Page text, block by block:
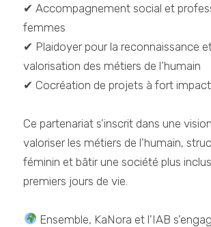
✔ Accompagnement social et
femmes
✔ Plaidoyer pour la reconnaissance
valorisation des métiers de l’humain
✔ Cocréation de projets à fort
Ce partenariat s’inscrit dans une
valoriser les métiers de l’humain,
féminin et bâtir une société plus
premiers jours de vie.
Ensemble, KaNora et l’IAB